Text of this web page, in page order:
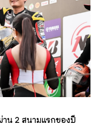
น 2 สนามแรกของปี